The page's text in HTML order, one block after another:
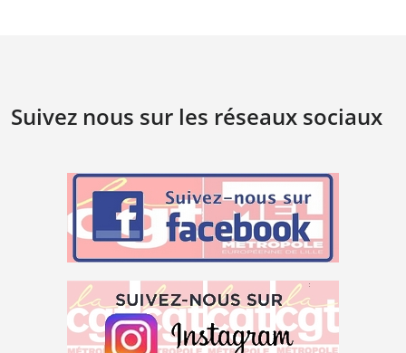
Suivez nous sur les réseaux sociaux